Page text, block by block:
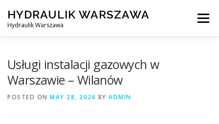
content
HYDRAULIK WARSZAWA
Hydraulik Warszawa
Menu
Usługi instalacji gazowych w
Warszawie – Wilanów
POSTED ON MAY 28, 2026 BY ADMIN